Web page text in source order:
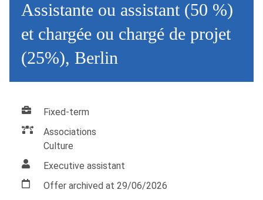
Assistante ou assistant (50 %)
et chargée ou chargé de projet
(25%), Berlin
Fixed-term
Associations
Culture
Executive assistant
Offer archived at 29/06/2026